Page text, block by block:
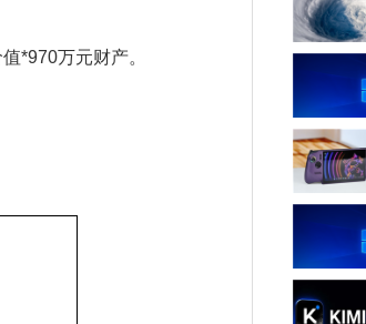
*970万元财产。